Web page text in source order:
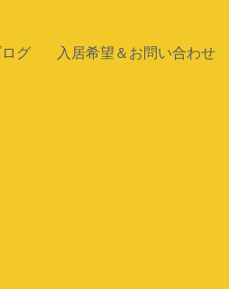
グ 入居希望＆お問い合わせ